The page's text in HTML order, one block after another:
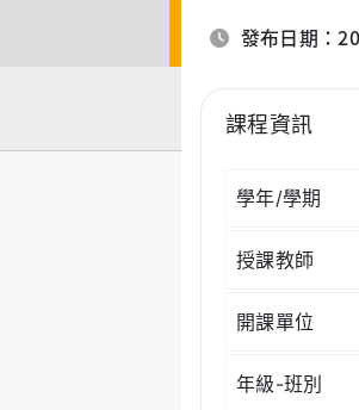
發布日期：
課程資訊
學年/學期
授課教師
開課單位
年級-班別